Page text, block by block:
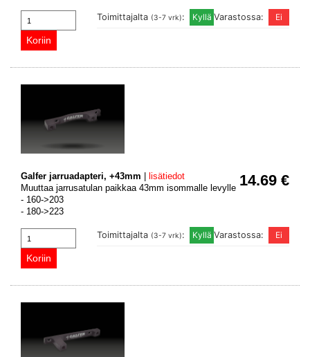
Varastossa:
Toimittajalta (3-7 vrk):
14.69 €
Galfer jarruadapteri, +43mm
lisätiedot
Muuttaa jarrusatulan paikkaa 43mm isommalle levylle
- 160->203
- 180->223
Varastossa:
Toimittajalta (3-7 vrk):